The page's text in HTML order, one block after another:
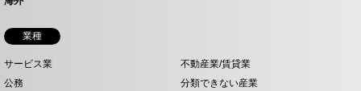
業種
サービス業
不動産業/賃貸業
公務
分類できない産業